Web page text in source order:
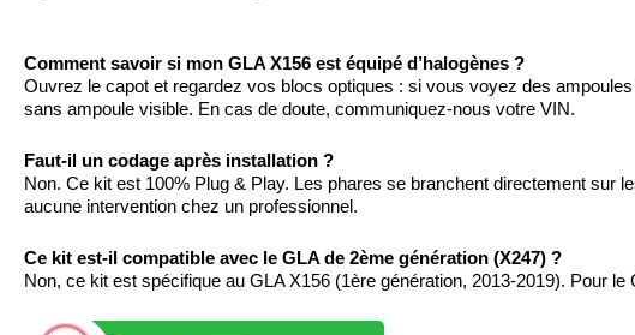
Comment savoir si mon GLA X156 est équipé d’halogènes ?
Ouvrez le capot et regardez vos blocs optiques : si vous voyez des
sans ampoule visible. En cas de doute, communiquez-nous votre VIN.
Faut-il un codage après installation ?
Non. Ce kit est 100% Plug & Play. Les phares se branchent directement sur
aucune intervention chez un professionnel.
Ce kit est-il compatible avec le GLA de 2ème génération (X247) ?
Non, ce kit est spécifique au GLA X156 (1ère génération, 2013-2019). Pour